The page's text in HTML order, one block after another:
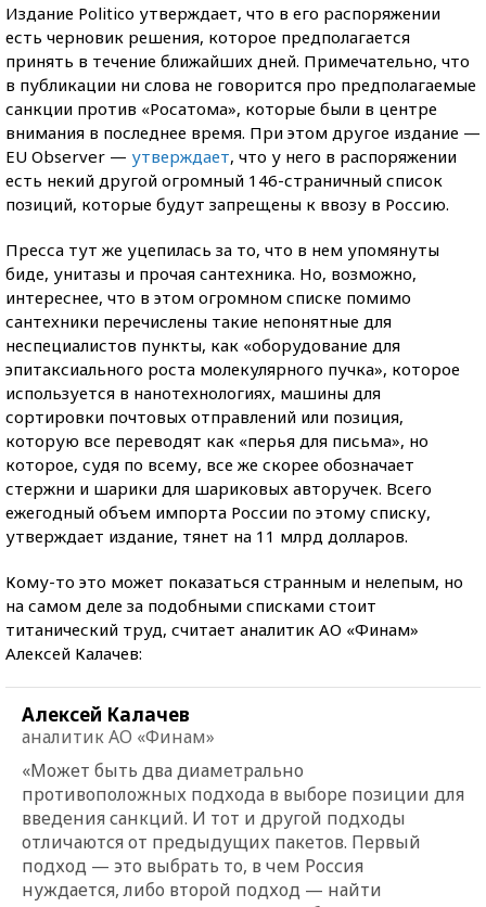
Издание Politico утверждает, что в его распоряжении
есть черновик решения, которое предполагается
принять в течение ближайших дней. Примечательно, что
в публикации ни слова не говорится про предполагаемые
санкции против «Росатома», которые были в центре
внимания в последнее время. При этом другое издание —
EU Observer — утверждает, что у него в распоряжении
есть некий другой огромный 146-страничный список
позиций, которые будут запрещены к ввозу в Россию.
Пресса тут же уцепилась за то, что в нем упомянуты
биде, унитазы и прочая сантехника. Но, возможно,
интереснее, что в этом огромном списке помимо
сантехники перечислены такие непонятные для
неспециалистов пункты, как «оборудование для
эпитаксиального роста молекулярного пучка», которое
используется в нанотехнологиях, машины для
сортировки почтовых отправлений или позиция,
которую все переводят как «перья для письма», но
которое, судя по всему, все же скорее обозначает
стержни и шарики для шариковых авторучек. Всего
ежегодный объем импорта России по этому списку,
утверждает издание, тянет на 11 млрд долларов.
Кому-то это может показаться странным и нелепым, но
на самом деле за подобными списками стоит
титанический труд, считает аналитик АО «Финам»
Алексей Калачев:
Алексей Калачев
аналитик АО «Финам»
«Может быть два диаметрально
противоположных подхода в выборе позиции для
введения санкций. И тот и другой подходы
отличаются от предыдущих пакетов. Первый
подход — это выбрать то, в чем Россия
нуждается, либо второй подход — найти